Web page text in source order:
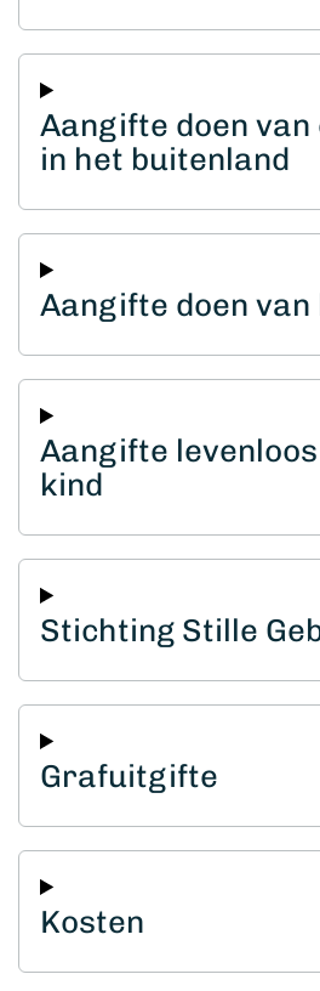
Aangifte doen
in het buitenland
Aangifte doen
Aangifte
kind
Stichting Stille
Grafuitgifte
Kosten